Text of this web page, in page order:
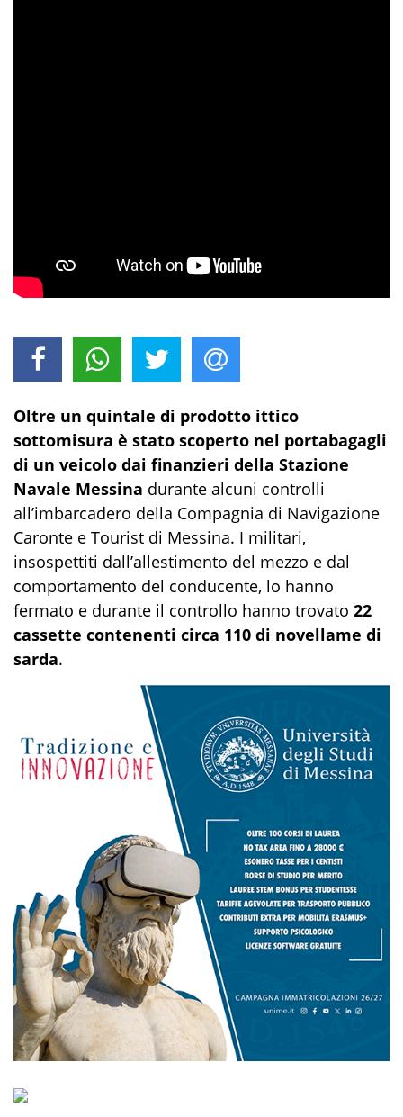
Oltre un quintale di prodotto ittico
sottomisura è stato scoperto nel portabagagli
di un veicolo dai finanzieri della Stazione
Navale Messina durante alcuni controlli
all’imbarcadero della Compagnia di Navigazione
Caronte e Tourist di Messina. I militari,
insospettiti dall’allestimento del mezzo e dal
comportamento del conducente, lo hanno
fermato e durante il controllo hanno trovato 22
cassette contenenti circa 110 di novellame di
sarda.